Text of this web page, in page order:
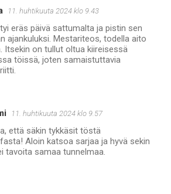
11. huhtikuuta 2024 klo 9.43
eräs päivä sattumalta ja pistin sen
ajankuluksi. Mestariteos, todella aito
Itsekin on tullut oltua kiireisessä
töissä, joten samaistuttavia
11. huhtikuuta 2024 klo 9.57
että säkin tykkäsit töstä
Aloin katsoa sarjaa ja hyvä sekin
tavoita samaa tunnelmaa.